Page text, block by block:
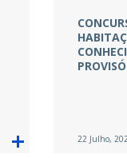
22 Julho,